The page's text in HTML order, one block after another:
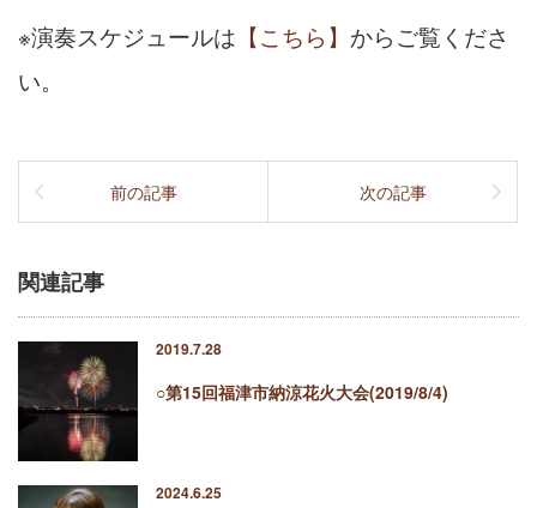
※演奏スケジュールは 【こちら】 からご覧くださ
い。
前の記事 次の記事
関連記事
2019.7.28
○第15回福津市納涼花火大会(2019/8/4)
2024.6.25